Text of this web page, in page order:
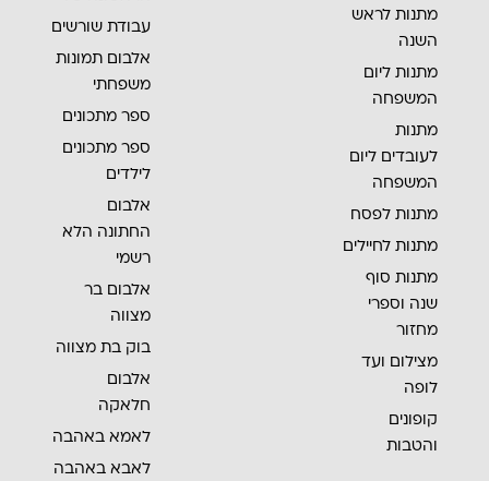
מתנות לראש
השנה
מתנות ליום
המשפחה
מתנות
לעובדים ליום
המשפחה
מתנות לפסח
מתנות לחיילים
מתנות סוף
שנה וספרי
מחזור
מצילום ועד
לופה
קופונים
והטבות
עבודת שורשים
אלבום תמונות
משפחתי
ספר מתכונים
ספר מתכונים
לילדים
אלבום
החתונה הלא
רשמי
אלבום בר
מצווה
בוק בת מצווה
אלבום
חלאקה
לאמא באהבה
לאבא באהבה